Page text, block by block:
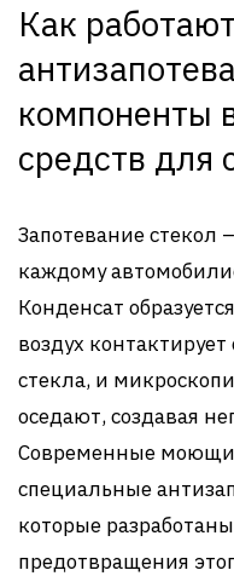
Как работают
компоненты
средств для
Запотевание стекол
каждому
Конденсат
воздух
стекла, и
оседают, создавая
Современные
специальные
которые
предотвращения